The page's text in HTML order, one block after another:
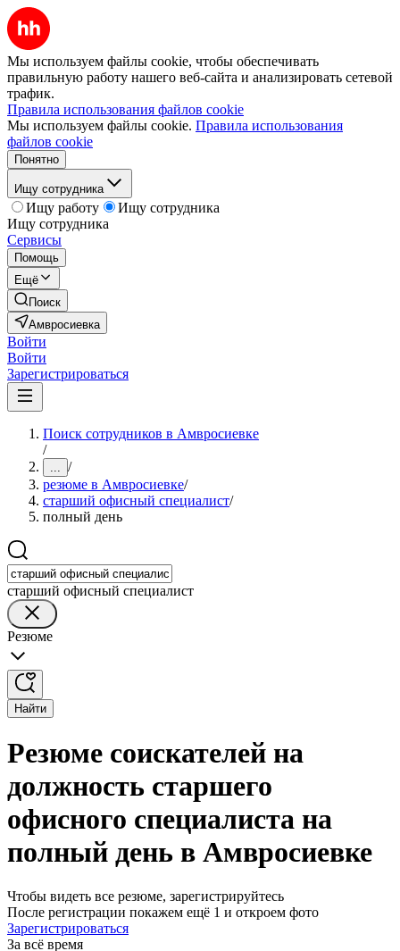
Мы используем файлы cookie, чтобы обеспечивать
правильную работу нашего веб-сайта и анализировать сетевой
трафик.
Правила использования файлов cookie
Мы используем файлы cookie. Правила использования
файлов cookie
Понятно
Ищу сотрудника
Ищу работу
Ищу сотрудника
Ищу сотрудника
Сервисы
Помощь
Ещё
Поиск
Амвросиевка
Войти
Войти
Зарегистрироваться
Поиск сотрудников в Амвросиевке
/
... /
резюме в Амвросиевке/
старший офисный специалист/
полный день
старший офисный специалист
Резюме
Найти
Резюме соискателей на
должность старшего
офисного специалиста на
полный день в Амвросиевке
Чтобы видеть все резюме, зарегистрируйтесь
После регистрации покажем ещё 1 и откроем фото
Зарегистрироваться
За всё время